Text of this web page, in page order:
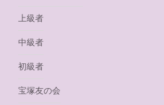
上級者
中級者
初級者
宝塚友の会